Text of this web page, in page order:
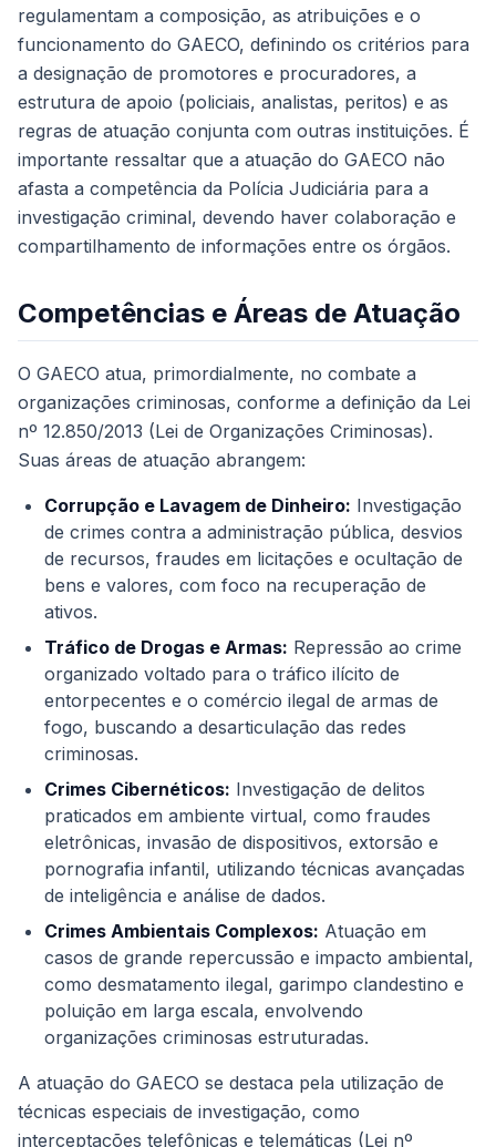
regulamentam a composição, as atribuições e o
funcionamento do GAECO, definindo os critérios para
a designação de promotores e procuradores, a
estrutura de apoio (policiais, analistas, peritos) e as
regras de atuação conjunta com outras instituições. É
importante ressaltar que a atuação do GAECO não
afasta a competência da Polícia Judiciária para a
investigação criminal, devendo haver colaboração e
compartilhamento de informações entre os órgãos.
Competências e Áreas de Atuação
O GAECO atua, primordialmente, no combate a
organizações criminosas, conforme a definição da Lei
nº 12.850/2013 (Lei de Organizações Criminosas).
Suas áreas de atuação abrangem:
Corrupção e Lavagem de Dinheiro: Investigação
de crimes contra a administração pública, desvios
de recursos, fraudes em licitações e ocultação de
bens e valores, com foco na recuperação de
ativos.
Tráfico de Drogas e Armas: Repressão ao crime
organizado voltado para o tráfico ilícito de
entorpecentes e o comércio ilegal de armas de
fogo, buscando a desarticulação das redes
criminosas.
Crimes Cibernéticos: Investigação de delitos
praticados em ambiente virtual, como fraudes
eletrônicas, invasão de dispositivos, extorsão e
pornografia infantil, utilizando técnicas avançadas
de inteligência e análise de dados.
Crimes Ambientais Complexos: Atuação em
casos de grande repercussão e impacto ambiental,
como desmatamento ilegal, garimpo clandestino e
poluição em larga escala, envolvendo
organizações criminosas estruturadas.
A atuação do GAECO se destaca pela utilização de
técnicas especiais de investigação, como
interceptações telefônicas e telemáticas (Lei nº